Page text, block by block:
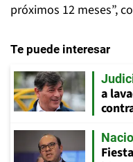
próximos 12 meses”,
Te puede interesar
a